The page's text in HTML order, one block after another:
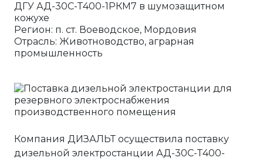
ДГУ АД-30С-Т400-1РКМ7 в шумозащитном
кожухе
Регион: п. ст. Воеводское, Мордовия
Отрасль: Животноводство, аграрная
промышленность
Компания ДИЗАЛЬТ осуществила поставку
дизельной электростанции АД-30С-Т400-